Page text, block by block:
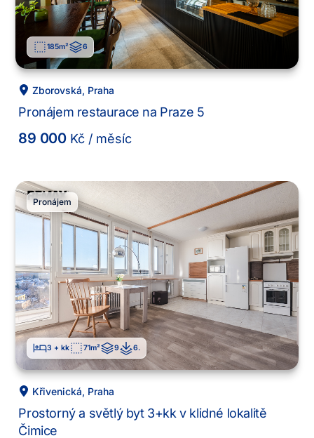
185m² 6
Zborovská, Praha
Pronájem restaurace na Praze 5
89 000Kč/ měsíc
Pronájem
3 + kk 71m² 9 6.
Křivenická, Praha
Prostorný a světlý byt 3+kk v klidné lokalitě
Čimice